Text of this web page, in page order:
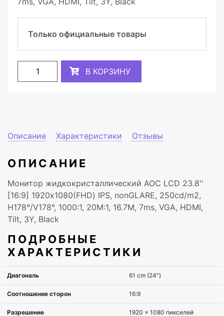
Только официальные товары
В КОРЗИНУ
Описание Характеристики Отзывы
ОПИСАНИЕ
Монитор жидкокристаллический AOC LCD 23.8''
[16:9] 1920х1080(FHD) IPS, nonGLARE, 250cd/m2,
H178°/V178°, 1000:1, 20М:1, 16.7M, 7ms, VGA, HDMI,
Tilt, 3Y, Black
ПОДРОБНЫЕ
ХАРАКТЕРИСТИКИ